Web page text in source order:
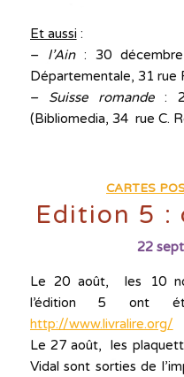
Et aussi :
– l’Ain: 30
Départementale, 31 rue
– Suisse romande:
(Bibliomedia, 34 rue C.
CARTES
Edition 5 :
22
Le 20 août, les 10
l’édition 5 ont
http://www.livralire.org/
Le 27 août, les
Vidal sont sorties de